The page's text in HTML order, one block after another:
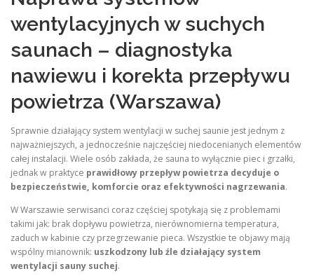
wentylacyjnych w suchych
saunach – diagnostyka
nawiewu i korekta przepływu
powietrza (Warszawa)
Sprawnie działający system wentylacji w suchej saunie jest jednym z
najważniejszych, a jednocześnie najczęściej niedocenianych elementów
całej instalacji. Wiele osób zakłada, że sauna to wyłącznie piec i grzałki,
jednak w praktyce prawidłowy przepływ powietrza decyduje o
bezpieczeństwie, komforcie oraz efektywności nagrzewania.
W Warszawie serwisanci coraz częściej spotykają się z problemami
takimi jak: brak dopływu powietrza, nierównomierna temperatura,
zaduch w kabinie czy przegrzewanie pieca. Wszystkie te objawy mają
wspólny mianownik: uszkodzony lub źle działający system
wentylacji sauny suchej.